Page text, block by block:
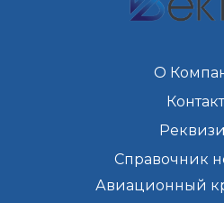
О
Справочник
Авиационный